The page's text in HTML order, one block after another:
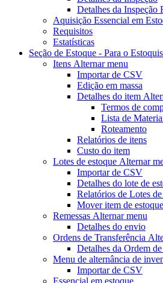
Detalhes da Inspeção
Aquisição Essencial em
Requisitos
Estatísticas
Seção de Estoque - Para o
Itens Alternar menu
Importar de CSV
Edição em massa
Detalhes do item
Termos de
Lista de
Roteamento
Relatórios de itens
Custo do item
Lotes de estoque Alternar
Importar de CSV
Detalhes do lote de
Relatórios de Lotes
Mover item de estoque
Remessas Alternar menu
Detalhes do envio
Ordens de Transferência
Detalhes da Ordem
Menu de alternância de
Importar de CSV
Essencial em estoque